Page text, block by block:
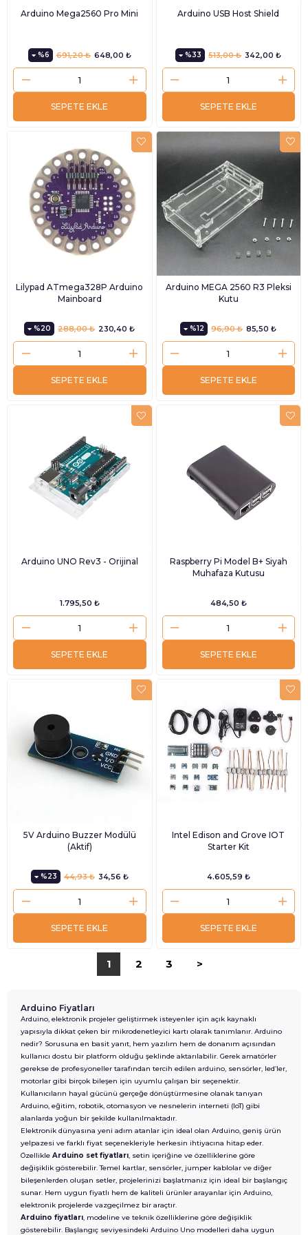
Arduino Mega2560 Pro Mini
%6 648,00 ₺
691,20 ₺
SEPETE EKLE
Arduino USB Host Shield
%33 342,00 ₺
513,00 ₺
SEPETE EKLE
Lilypad ATmega328P Arduino
Mainboard
%20 230,40 ₺
288,00 ₺
SEPETE EKLE
Arduino MEGA 2560 R3 Pleksi
Kutu
%12 85,50 ₺
96,90 ₺
SEPETE EKLE
Arduino UNO Rev3 - Orijinal
1.795,50 ₺
SEPETE EKLE
Raspberry Pi Model B+ Siyah
Muhafaza Kutusu
484,50 ₺
SEPETE EKLE
5V Arduino Buzzer Modülü
(Aktif)
%23 34,56 ₺
44,93 ₺
SEPETE EKLE
Intel Edison and Grove IOT
Starter Kit
4.605,59 ₺
SEPETE EKLE
1 2 3 >
Arduino Fiyatları
Arduino, elektronik projeler geliştirmek isteyenler için açık kaynaklı
yapısıyla dikkat çeken bir mikrodenetleyici kartı olarak tanımlanır. Arduino
nedir? Sorusuna en basit yanıt, hem yazılım hem de donanım açısından
kullanıcı dostu bir platform olduğu şeklinde aktarılabilir. Gerek amatörler
gerekse de profesyoneller tarafından tercih edilen arduino, sensörler, led’ler,
motorlar gibi birçok bileşen için uyumlu çalışan bir seçenektir.
Kullanıcıların hayal gücünü gerçeğe dönüştürmesine olanak tanıyan
Arduino, eğitim, robotik, otomasyon ve nesnelerin interneti (IoT) gibi
alanlarda yoğun bir şekilde kullanılmaktadır.
Elektronik dünyasına yeni adım atanlar için ideal olan Arduino, geniş ürün
yelpazesi ve farklı fiyat seçenekleriyle herkesin ihtiyacına hitap eder.
Özellikle Arduino set fiyatları, setin içeriğine ve özelliklerine göre
değişiklik gösterebilir. Temel kartlar, sensörler, jumper kablolar ve diğer
bileşenlerden oluşan setler, projelerinizi başlatmanız için ideal bir başlangıç
sunar. Hem uygun fiyatlı hem de kaliteli ürünler arayanlar için Arduino,
elektronik projelerde vazgeçilmez bir araçtır.
Arduino fiyatları, modeline ve teknik özelliklerine göre değişiklik
gösterebilir. Başlangıç seviyesindeki Arduino Uno modelleri daha uygun